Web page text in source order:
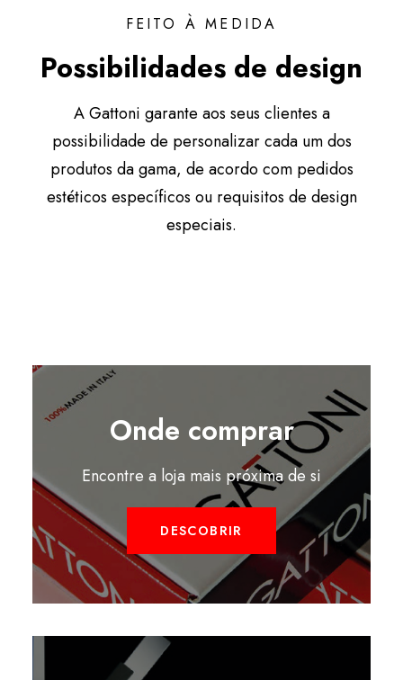
FEITO À MEDIDA
Possibilidades de design
A Gattoni garante aos seus clientes a
possibilidade de personalizar cada um dos
produtos da gama, de acordo com pedidos
estéticos específicos ou requisitos de design
especiais.
Onde comprar
Encontre a loja mais próxima de si
DESCOBRIR